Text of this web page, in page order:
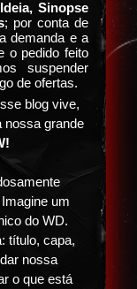
Sinopse
; por conta de
demanda e a
o pedido feito
suspender
de ofertas.
blog vive,
nossa grande
um
do WD.
título, capa,
nossa
o que está